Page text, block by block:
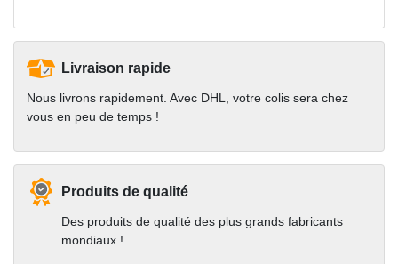
Livraison rapide
Nous livrons rapidement. Avec DHL, votre colis sera chez
vous en peu de temps !
Produits de qualité
Des produits de qualité des plus grands fabricants
mondiaux !